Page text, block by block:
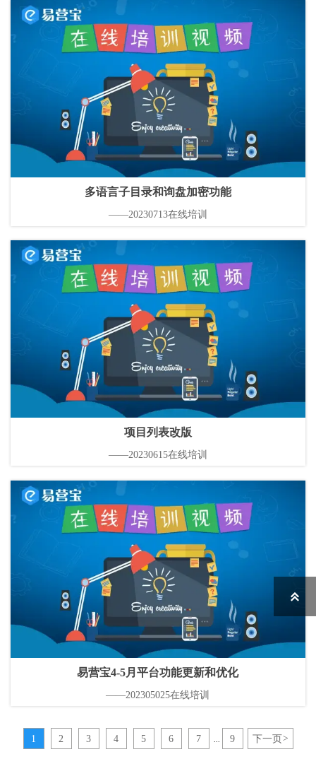
多语言子目录和询盘加密功能
——20230713在线培训
项目列表改版
——20230615在线培训
易营宝4-5月平台功能更新和优化
——202305025在线培训
1 2 3 4 5 6 7 9 下一页 >
